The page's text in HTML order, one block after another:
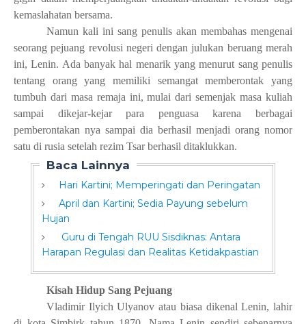
kemaslahatan bersama.
Namun kali ini sang penulis akan membahas mengenai
seorang pejuang revolusi negeri dengan julukan beruang merah
ini, Lenin. Ada banyak hal menarik yang menurut sang penulis
tentang orang yang memiliki semangat memberontak yang
tumbuh dari masa remaja ini, mulai dari semenjak masa kuliah
sampai dikejar-kejar para penguasa karena berbagai
pemberontakan nya sampai dia berhasil menjadi orang nomor
satu di rusia setelah rezim Tsar berhasil ditaklukkan.
Baca Lainnya
Hari Kartini; Memperingati dan Peringatan
April dan Kartini; Sedia Payung sebelum
Hujan
Guru di Tengah RUU Sisdiknas: Antara
Harapan Regulasi dan Realitas Ketidakpastian
Kisah Hidup Sang Pejuang
Vladimir Ilyich Ulyanov atau biasa dikenal Lenin, lahir